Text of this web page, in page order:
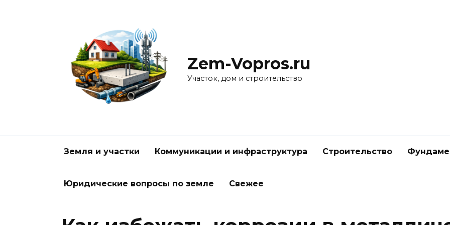
Zem-Vopros.ru
Участок, дом и строительство
Земля и участки Коммуникации и инфраструктура Строительство
Юридические вопросы по земле Свежее